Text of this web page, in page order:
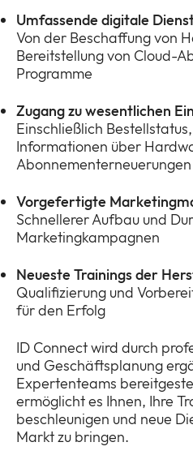
Umfassende digitale
Von der Beschaffung von
Bereitstellung von Cloud-
Programme
Zugang zu wesentlichen
Einschließlich
Informationen über
Vorgefertigte
Schnellerer Aufbau und
Marketingkampagnen
Neueste Trainings der
Qualifizierung und
für den Erfolg
ID Connect wird durch
und Geschäftsplanung
Expertenteams
ermöglicht es Ihnen, Ihre
beschleunigen und neue
Markt zu bringen.